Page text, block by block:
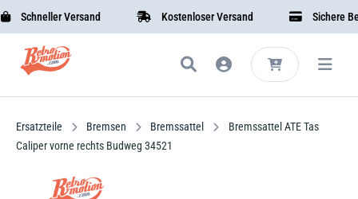
Schneller Versand Kostenloser Versand Sichere
Ersatzteile Bremsen Bremssattel
Bremssattel ATE Tas
Caliper vorne rechts Budweg 34521